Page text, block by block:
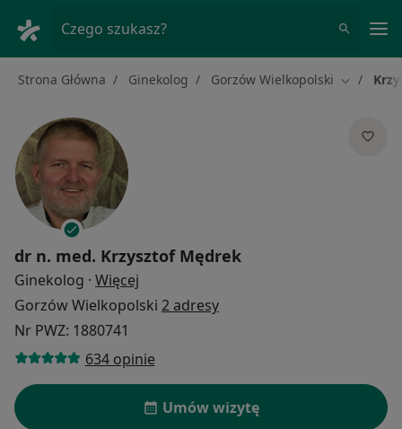
Czego szukasz?
Strona Główna Ginekolog Gorzów Wielkopolski Zmień
dr n. med. Krzysztof Mędrek
Ginekolog · Więcej
Gorzów Wielkopolski 2 adresy
Nr PWZ: 1880741
634 opinie
Umów wizytę